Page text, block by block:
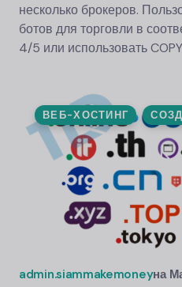
несколько брокеров.
ботов для торговли в
4/5 или использовать
ВЕБ-ХОСТИНГ
admin.siammakemoneyна